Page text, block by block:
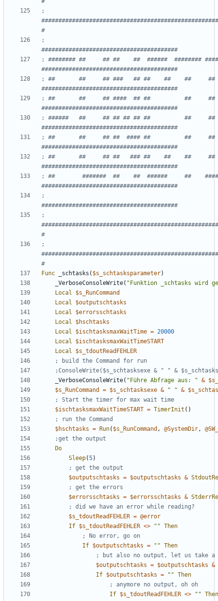
;
;
; ######## ##     ## ##    ##  ######  ########
; ##       ##     ## ###   ## ##    ##    ##     ##
; ##       ##     ## ####  ## ##          ##     ##
; ######   ##     ## ## ## ## ##          ##     ##
; ##       ##     ## ##  #### ##          ##     ##
; ##       ##     ## ##   ### ##    ##    ##     ##
; ##        #######  ##    ##  ######     ##    ####
;
;
;
Func
_schtasks ( $s_schtasksparameter)
_VerboseConsoleWrite( "Funktion _schtasks wird
Local
$s_RunCommand
Local
$outputschtasks
Local
$errorsschtasks
Local
$hschtasks
Local
$ischtasksmaxWaitTime = 20000
Local
$ischtasksmaxWaitTimeSTART
Local
$s_tdoutReadFEHLER
_VerboseConsoleWrite( "Führe Abfrage aus: " &
$s_RunCommand
= $s_schtasksexe & " " &
$ischtasksmaxWaitTimeSTART = TimerInit ()
$hschtasks = Run( $s_RunCommand , @SystemDir ,
Do
Sleep(5)
$outputschtasks = $outputschtasks &
$errorsschtasks = $errorsschtasks &
$s_tdoutReadFEHLER = @error
If $s_tdoutReadFEHLER <> "" Then
If $outputschtasks = "" Then
$outputschtasks = $outputschtasks &
If $outputschtasks = "" Then
If $s_tdoutReadFEHLER <> "" Then